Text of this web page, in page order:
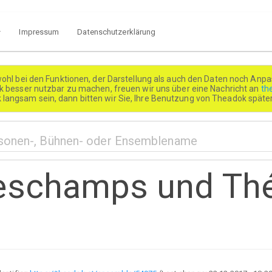
Impressum Datenschutzerklärung
bei den Funktionen, der Darstellung als auch den Daten noch
besser nutzbar zu machen, freuen wir uns über eine Nachricht an
sein, dann bitten wir Sie, Ihre Benutzung von Theadok
und